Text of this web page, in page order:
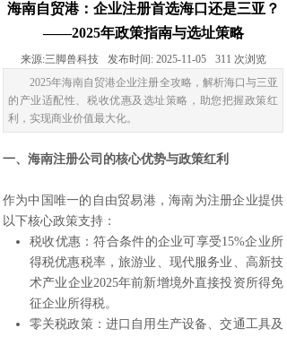
海南自贸港：企业注册首选海口还是三亚？
——2025年政策指南与选址策略
来源:三脚兽科技 发布时间: 2025-11-05 311 次浏览
2025年海南自贸港企业注册全攻略，解析海口与三亚
的产业适配性、税收优惠及选址策略，助您把握政策红
利，实现商业价值最大化。
一、 海南注册公司 的核心优势与政策红利
作为中国唯一的自由贸易港，海南为注册企业提供
以下核心政策支持：
税收优惠：符合条件的企业可享受15%企业所
得税优惠税率，旅游业、现代服务业、高新技
术产业企业2025年前新增境外直接投资所得免
征企业所得税。
零关税政策：进口自用生产设备、交通工具及